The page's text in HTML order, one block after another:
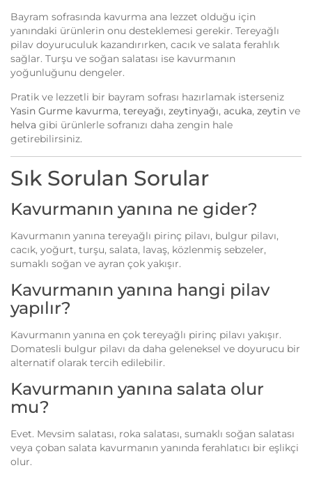
Bayram sofrasında kavurma ana lezzet olduğu için
yanındaki ürünlerin onu desteklemesi gerekir. Tereyağlı
pilav doyuruculuk kazandırırken, cacık ve salata ferahlık
sağlar. Turşu ve soğan salatası ise kavurmanın
yoğunluğunu dengeler.
Pratik ve lezzetli bir bayram sofrası hazırlamak isterseniz
Yasin Gurme kavurma, tereyağı, zeytinyağı, acuka, zeytin ve
helva gibi ürünlerle sofranızı daha zengin hale
getirebilirsiniz.
Sık Sorulan Sorular
Kavurmanın yanına ne gider?
Kavurmanın yanına tereyağlı pirinç pilavı, bulgur pilavı,
cacık, yoğurt, turşu, salata, lavaş, közlenmiş sebzeler,
sumaklı soğan ve ayran çok yakışır.
Kavurmanın yanına hangi pilav
yapılır?
Kavurmanın yanına en çok tereyağlı pirinç pilavı yakışır.
Domatesli bulgur pilavı da daha geleneksel ve doyurucu bir
alternatif olarak tercih edilebilir.
Kavurmanın yanına salata olur
mu?
Evet. Mevsim salatası, roka salatası, sumaklı soğan salatası
veya çoban salata kavurmanın yanında ferahlatıcı bir eşlikçi
olur.